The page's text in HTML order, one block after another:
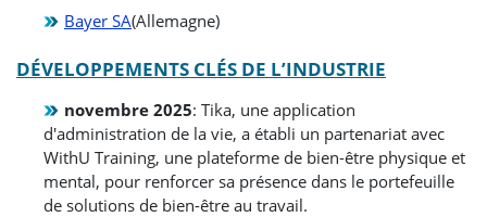
Bayer SA(Allemagne)
DÉVELOPPEMENTS CLÉS DE L’INDUSTRIE
novembre 2025: Tika, une application
d'administration de la vie, a établi un partenariat avec
WithU Training, une plateforme de bien-être physique et
mental, pour renforcer sa présence dans le portefeuille
de solutions de bien-être au travail.